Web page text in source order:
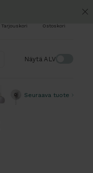
Ostoskori
Tarjouskori
Näytä ALV
Seuraava tuote